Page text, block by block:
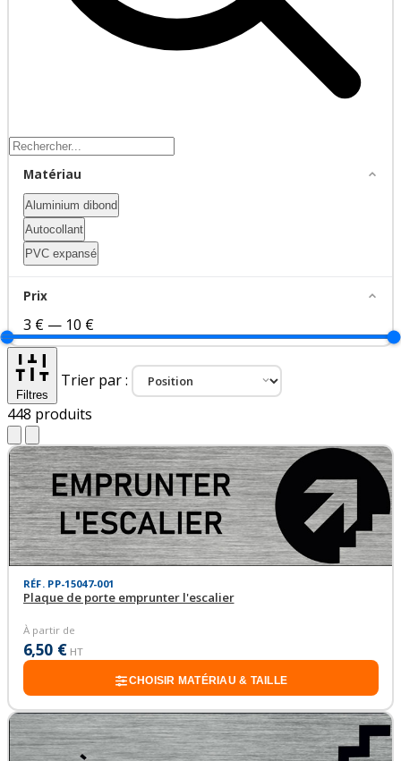
Matériau
Aluminium dibond
Autocollant
PVC expansé
Prix
3 € — 10 €
Filtres
Trier par :
448 produits
RÉF. PP-15047-001
Plaque de porte emprunter l'escalier
À partir de
6,50 € HT
CHOISIR MATÉRIAU & TAILLE